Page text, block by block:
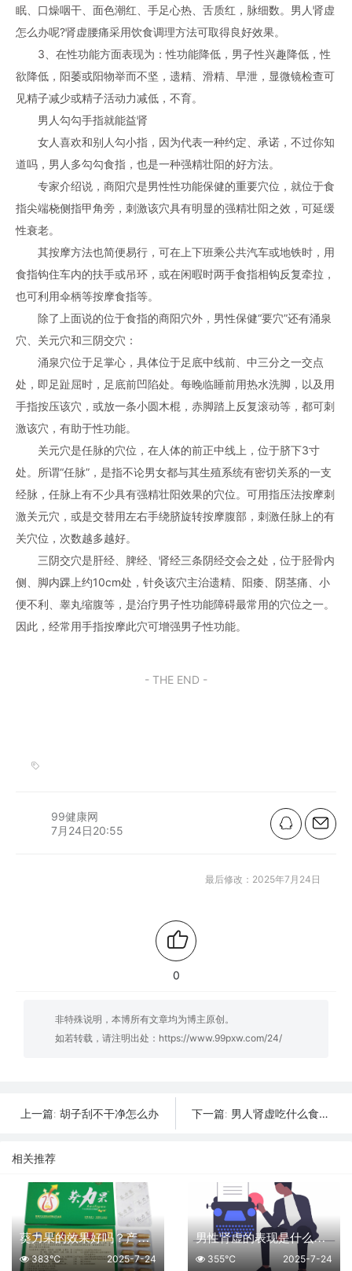
眠、口燥咽干、面色潮红、手足心热、舌质红，脉细数。男人肾虚
怎么办呢?肾虚腰痛采用饮食调理方法可取得良好效果。
3、在性功能方面表现为：性功能降低，男子性兴趣降低，性
欲降低，阳萎或阳物举而不坚，遗精、滑精、早泄，显微镜检查可
见精子减少或精子活动力减低，不育。
男人勾勾手指就能益肾
女人喜欢和别人勾小指，因为代表一种约定、承诺，不过你知
道吗，男人多勾勾食指，也是一种强精壮阳的好方法。
专家介绍说，商阳穴是男性性功能保健的重要穴位，就位于食
指尖端桡侧指甲角旁，刺激该穴具有明显的强精壮阳之效，可延缓
性衰老。
其按摩方法也简便易行，可在上下班乘公共汽车或地铁时，用
食指钩住车内的扶手或吊环，或在闲暇时两手食指相钩反复牵拉，
也可利用伞柄等按摩食指等。
除了上面说的位于食指的商阳穴外，男性保健“要穴”还有涌泉
穴、关元穴和三阴交穴：
涌泉穴位于足掌心，具体位于足底中线前、中三分之一交点
处，即足趾屈时，足底前凹陷处。每晚临睡前用热水洗脚，以及用
手指按压该穴，或放一条小圆木棍，赤脚踏上反复滚动等，都可刺
激该穴，有助于性功能。
关元穴是任脉的穴位，在人体的前正中线上，位于脐下3寸
处。所谓“任脉”，是指不论男女都与其生殖系统有密切关系的一支
经脉，任脉上有不少具有强精壮阳效果的穴位。可用指压法按摩刺
激关元穴，或是交替用左右手绕脐旋转按摩腹部，刺激任脉上的有
关穴位，次数越多越好。
三阴交穴是肝经、脾经、肾经三条阴经交会之处，位于胫骨内
侧、脚内踝上约10cm处，针灸该穴主治遗精、阳痿、阴茎痛、小
便不利、睾丸缩腹等，是治疗男子性功能障碍最常用的穴位之一。
因此，经常用手指按摩此穴可增强男子性功能。
- THE END -
99健康网
7月24日20:55
最后修改：2025年7月24日
0
非特殊说明，本博所有文章均为博主原创。
如若转载，请注明出处： https://www.99pxw.com/24/
上一篇: 胡子刮不干净怎么办 下一篇: 男人肾虚吃什么食物有助于调理 肾虚的男性多吃这几种食物补肾
相关推荐
葵力果的效果好吗？产品优势是什么？
2025-7-24
383℃
男性肾虚的表现是什么？如何判断是否是肾阳虚引起的？
2025-7-24
355℃